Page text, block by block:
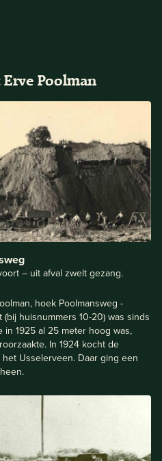
Poolman
– uit afval zwelt gezang.
hoek Poolmansweg -
huisnummers 10-20) was sinds
in 1925 al 25 meter hoog was,
In 1924 kocht de
Usselerveen. Daar ging een